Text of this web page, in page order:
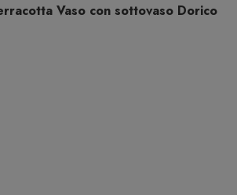
Vaso con sottovaso Dorico